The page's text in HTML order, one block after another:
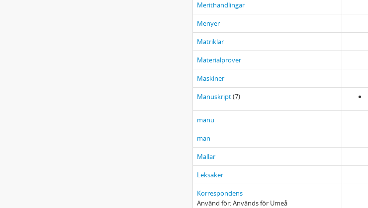
Merithandlingar
Menyer
Matriklar
Materialprover
Maskiner
Manuskript(7)
manu
man
Mallar
Leksaker
Korrespondens
Använd för: Används för Umeå